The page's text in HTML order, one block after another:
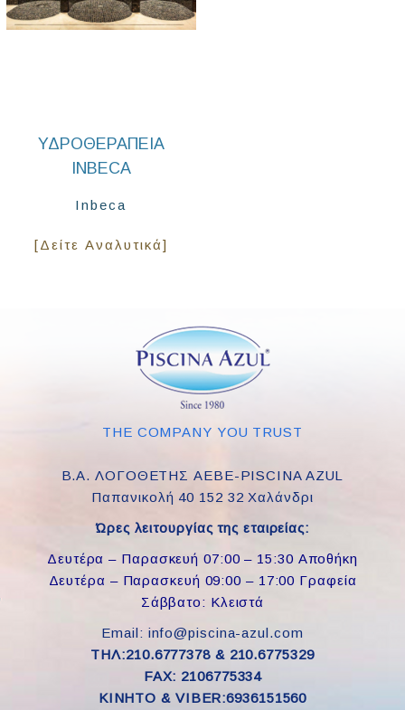
ΥΔΡΟΘΕΡΑΠΕΊΑ
INBECA
Inbeca
[Δείτε Αναλυτικά]
THE COMPANY YOU TRUST
Β.Α. ΛΟΓΟΘΕΤΗΣ ΑΕΒΕ-PISCINA AZUL
Παπανικολή 40 152 32 Χαλάνδρι
Ώρες λειτουργίας της εταιρείας:
Δευτέρα – Παρασκευή 07:00 – 15:30 Αποθήκη
Δευτέρα – Παρασκευή 09:00 – 17:00 Γραφεία
Σάββατο: Κλειστά
Email: info@piscina-azul.com
ΤΗΛ:210.6777378 & 210.6775329
FAX: 2106775334
ΚΙΝΗΤΟ & VIBER:6936151560